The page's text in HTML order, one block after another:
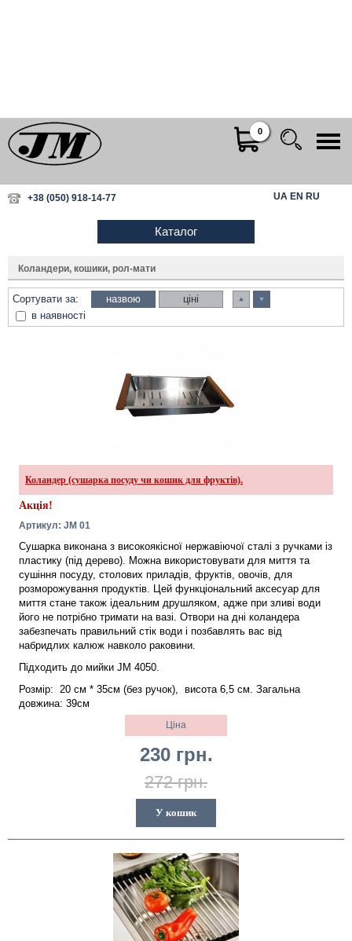
0
UA EN RU
+38 (050) 918-14-77
Коландери, кошики, рол-мати
Сортувати за: назвою
ціні
в наявності
Коландер (сушарка посуду чи кошик для фруктів).
Акція!
Артикул: JM 01
Сушарка виконана з високоякісної нержавіючої сталі з ручками із
пластику (під дерево). Можна використовувати для миття та
сушіння посуду, столових приладів, фруктів, овочів, для
розморожування продуктів. Цей функціональний аксесуар для
миття стане також ідеальним друшляком, адже при зливі води
його не потрібно тримати на вазі. Отвори на дні коландера
забезпечать правильний стік води і позбавлять вас від
набридлих калюж навколо раковини.
Підходить до мийки JM 4050.
Розмір: 20 см * 35см (без ручок), висота 6,5 см. Загальна
довжина: 39см
Ціна
230 грн.
272 грн.
У кошик